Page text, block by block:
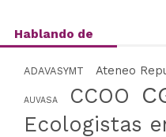
Hablando de
ADAVASYMT Ateneo
AUVASA CCOO
Ecologistas